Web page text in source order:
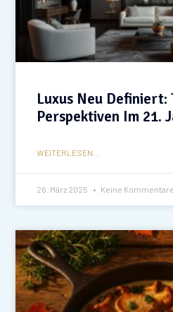
Luxus Neu Definiert:
Perspektiven Im 21.
WEITERLESEN...
26. März 2025 Keine Kommentare